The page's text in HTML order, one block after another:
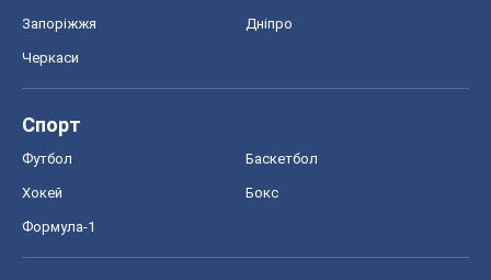
Запоріжжя Дніпро
Черкаси
Спорт
Футбол Баскетбол
Хокей Бокс
Формула-1